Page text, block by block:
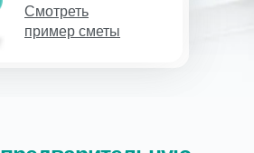
Смотреть
пример сметы